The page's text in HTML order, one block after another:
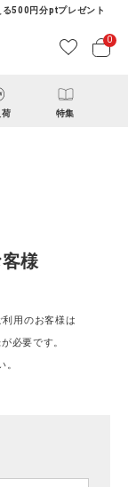
500円分ptプレゼント
0
荷 特集
様
用のお客様は
必要です。